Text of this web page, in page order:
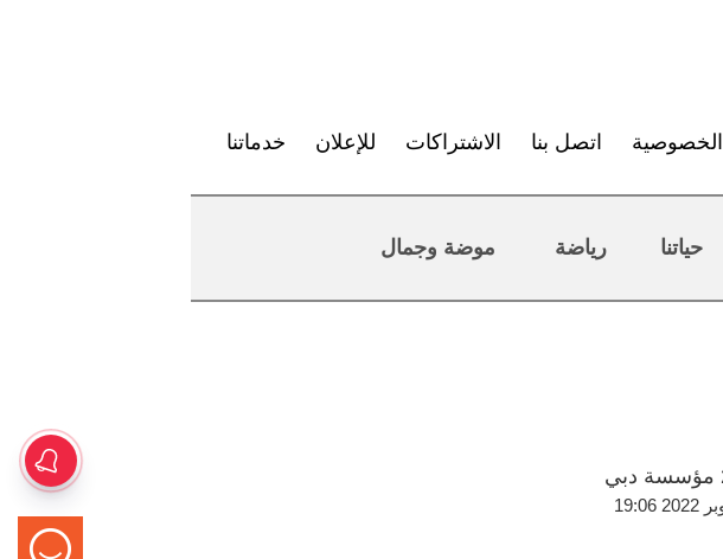
اتصل بنا الاشتراكات للإعلان خدماتنا
حياتنا رياضة موضة وجمال